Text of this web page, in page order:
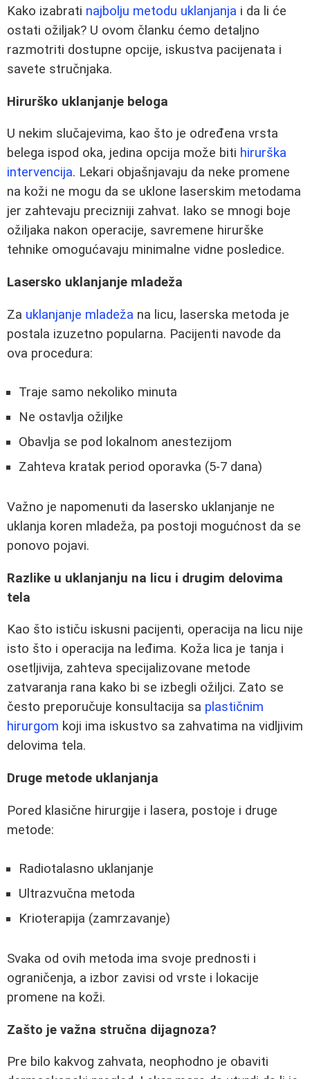
Kako izabrati najbolju metodu uklanjanja i da li će
ostati ožiljak? U ovom članku ćemo detaljno
razmotriti dostupne opcije, iskustva pacijenata i
savete stručnjaka.
Hirurško uklanjanje beloga
U nekim slučajevima, kao što je određena vrsta
belega ispod oka, jedina opcija može biti hirurška
intervencija. Lekari objašnjavaju da neke promene
na koži ne mogu da se uklone laserskim metodama
jer zahtevaju precizniji zahvat. Iako se mnogi boje
ožiljaka nakon operacije, savremene hirurške
tehnike omogućavaju minimalne vidne posledice.
Lasersko uklanjanje mladeža
Za uklanjanje mladeža na licu, laserska metoda je
postala izuzetno popularna. Pacijenti navode da
ova procedura:
Traje samo nekoliko minuta
Ne ostavlja ožiljke
Obavlja se pod lokalnom anestezijom
Zahteva kratak period oporavka (5-7 dana)
Važno je napomenuti da lasersko uklanjanje ne
uklanja koren mladeža, pa postoji mogućnost da se
ponovo pojavi.
Razlike u uklanjanju na licu i drugim delovima
tela
Kao što ističu iskusni pacijenti, operacija na licu nije
isto što i operacija na leđima. Koža lica je tanja i
osetljivija, zahteva specijalizovane metode
zatvaranja rana kako bi se izbegli ožiljci. Zato se
često preporučuje konsultacija sa plastičnim
hirurgom koji ima iskustvo sa zahvatima na vidljivim
delovima tela.
Druge metode uklanjanja
Pored klasične hirurgije i lasera, postoje i druge
metode:
Radiotalasno uklanjanje
Ultrazvučna metoda
Krioterapija (zamrzavanje)
Svaka od ovih metoda ima svoje prednosti i
ograničenja, a izbor zavisi od vrste i lokacije
promene na koži.
Zašto je važna stručna dijagnoza?
Pre bilo kakvog zahvata, neophodno je obaviti